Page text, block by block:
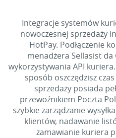
Integracje systemów
nowoczesnej sprzedaży
HotPay. Podłączenie
menadżera Sellasist da
wykorzystywania API
sposób oszczędzisz
sprzedaży posiada
przewoźnikiem Poczta
szybkie zarządzanie
klientów, nadawanie
zamawianie kuriera